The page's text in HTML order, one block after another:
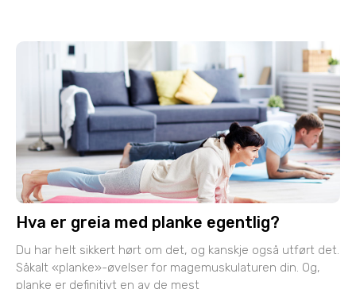
Hva er greia med planke egentlig?
Du har helt sikkert hørt om det, og kanskje også utført det.
Såkalt «planke»-øvelser for magemuskulaturen din. Og,
planke er definitivt en av de mest